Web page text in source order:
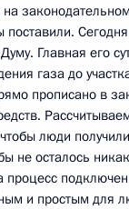
на
поставили.
Главная его
газа до
прописано в
люди
не осталось
процесс
и простым для